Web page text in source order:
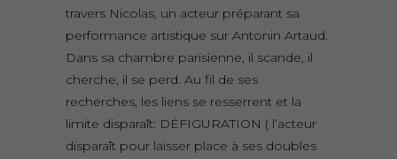
travers Nicolas, un acteur préparant sa
performance artistique sur Antonin Artaud.
Dans sa chambre parisienne, il scande, il
cherche, il se perd. Au fil de ses
recherches, les liens se resserrent et la
limite disparaît: DÉFIGURATION ( l’acteur
disparaît pour laisser place à ses doubles